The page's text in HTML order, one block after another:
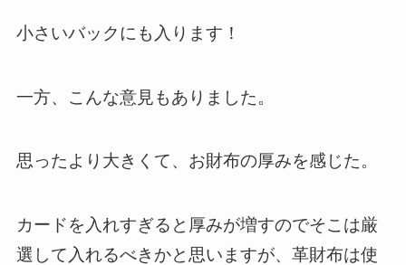
小さいバックにも入ります！
一方、こんな意見もありました。
思ったより大きくて、お財布の厚みを感じた。
カードを入れすぎると厚みが増すのでそこは厳
選して入れるべきかと思いますが、革財布は使